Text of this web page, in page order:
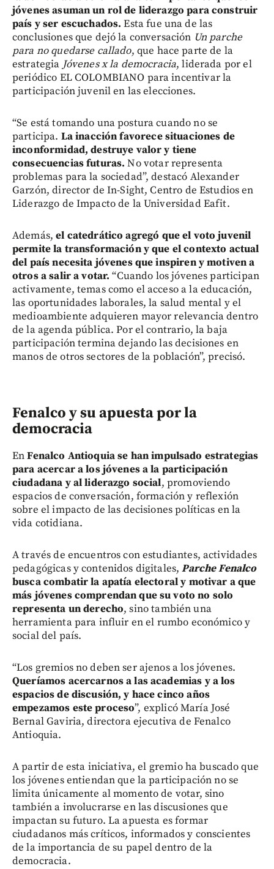
jóvenes asuman un rol de liderazgo para construir
país y ser escuchados.Esta fue una de las
conclusiones que dejó la conversación Un parche
para no quedarse callado, que hace parte de la
estrategia Jóvenes x la democracia, liderada por el
periódico EL COLOMBIANO para incentivar la
participación juvenil en las elecciones.
“Se está tomando una postura cuando no se
participa. La inacción favorece situaciones de
inconformidad, destruye valor y tiene
consecuencias futuras. No votar representa
problemas para la sociedad”, destacó Alexander
Garzón, director de In-Sight, Centro de Estudios en
Liderazgo de Impacto de la Universidad Eafit.
Además,el catedrático agregó que el voto juvenil
permite la transformación y que el contexto actual
del país necesita jóvenes que inspiren y motiven a
otros a salir a votar.“Cuando los jóvenes participan
activamente, temas como el acceso a la educación,
las oportunidades laborales, la salud mental y el
medioambiente adquieren mayor relevancia dentro
de la agenda pública. Por el contrario, la baja
participación termina dejando las decisiones en
manos de otros sectores de la población”, precisó.
Fenalco y su apuesta por la
democracia
EnFenalco Antioquia se han impulsado estrategias
para acercar a los jóvenes a la participación
ciudadana y al liderazgo social, promoviendo
espacios de conversación, formación y reflexión
sobre el impacto de las decisiones políticas en la
vida cotidiana.
A través de encuentros con estudiantes, actividades
pedagógicas y contenidos digitales, Parche Fenalco
busca combatir la apatía electoral y motivar a que
más jóvenes comprendan que su voto no solo
representa un derecho, sino también una
herramienta para influir en el rumbo económico y
social del país.
“Los gremios no deben ser ajenos a los jóvenes.
Queríamos acercarnos a las academias y a los
espacios de discusión, y hace cinco años
empezamos este proceso”, explicó María José
Bernal Gaviria, directora ejecutiva de Fenalco
Antioquia.
A partir de esta iniciativa, el gremio ha buscado que
los jóvenes entiendan que la participación no se
limita únicamente al momento de votar, sino
también a involucrarse en las discusiones que
impactan su futuro. La apuesta es formar
ciudadanos más críticos, informados y conscientes
de la importancia de su papel dentro de la
democracia.